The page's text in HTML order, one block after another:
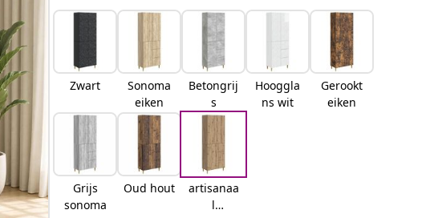
Zwart
Sonoma
eiken
Betongrij
s
Hooggla
ns wit
Gerookt
eiken
Grijs
sonoma
Oud hout
artisanaa
l